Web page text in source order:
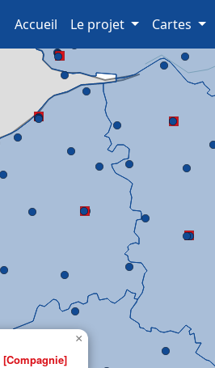
Accueil (current)
Le projet Cartes
[Compagnie]
×